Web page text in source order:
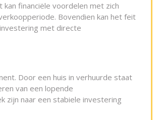
financiële voordelen met zich
Bovendien kan het feit
met directe
Door een huis in verhuurde staat
van een lopende
zijn naar een stabiele investering